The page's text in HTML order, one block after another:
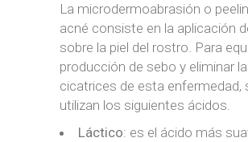
La microdermoabrasión o
acné consiste en la aplicación
sobre la piel del rostro. Para
producción de sebo y eliminar
cicatrices de esta enfermedad,
utilizan los siguientes ácidos.
Láctico: es el ácido más